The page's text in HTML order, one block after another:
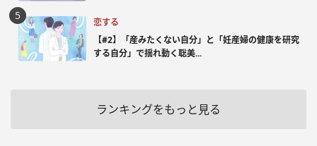
恋する
【#2】「産みたくない自分」と「妊産婦の健康を研究
する自分」で揺れ動く聡美...
ランキングをもっと見る